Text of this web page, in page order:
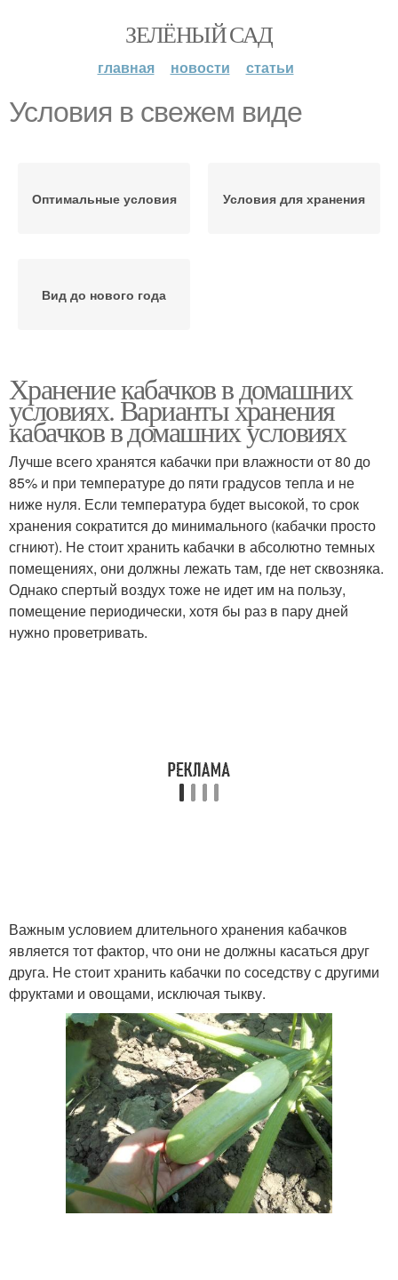
ЗЕЛЁНЫЙ САД
главная новости статьи
Условия в свежем виде
Оптимальные условия Условия для хранения
Вид до нового года
Хранение кабачков в домашних
условиях. Варианты хранения
кабачков в домашних условиях
Лучше всего хранятся кабачки при влажности от 80 до
85% и при температуре до пяти градусов тепла и не
ниже нуля. Если температура будет высокой, то срок
хранения сократится до минимального (кабачки просто
сгниют). Не стоит хранить кабачки в абсолютно темных
помещениях, они должны лежать там, где нет сквозняка.
Однако спертый воздух тоже не идет им на пользу,
помещение периодически, хотя бы раз в пару дней
нужно проветривать.
Важным условием длительного хранения кабачков
является тот фактор, что они не должны касаться друг
друга. Не стоит хранить кабачки по соседству с другими
фруктами и овощами, исключая тыкву.